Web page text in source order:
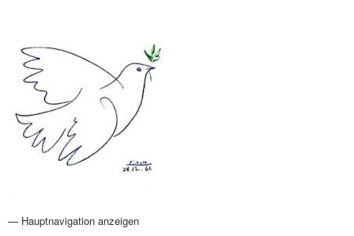
Hauptnavigation
— Hauptnavigation anzeigen